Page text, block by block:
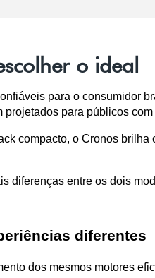
o ideal
para o consumidor
para públicos
compacto, o Cronos
diferenças entre os dois
diferentes
dos mesmos motores